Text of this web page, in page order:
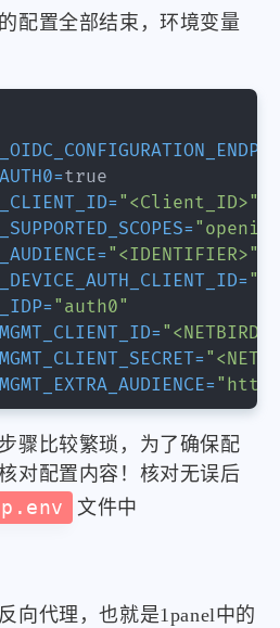
配置全部结束，环境变量
=
= "<Client_ID>"
=
= "<IDENTIFIER>"
=
= "auth0"
=
=
=
骤比较繁琐，为了确保配
对配置内容！核对无误后
文件中
向代理，也就是1panel中的